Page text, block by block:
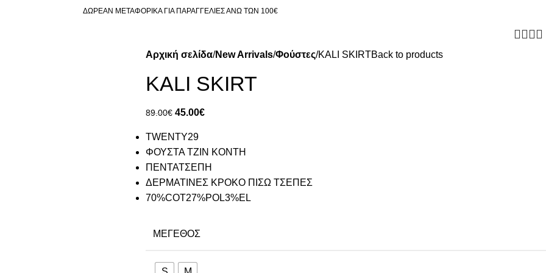
ΔΩΡΕΑΝ ΜΕΤΑΦΟΡΙΚΑ ΓΙΑ ΠΑΡΑΓΓΕΛΙΕΣ ΑΝΩ ΤΩΝ 100€
Αρχική σελίδα New Arrivals Φούστες KALI SKIRTBack to products
KALI SKIRT
89.00€ 45.00€
TWENTY29
ΦΟΥΣΤΑ ΤΖΙΝ ΚΟΝΤΗ
ΠΕΝΤΑΤΣΕΠΗ
ΔΕΡΜΑΤΙΝΕΣ ΚΡΟΚΟ ΠΙΣΩ ΤΣΕΠΕΣ
70%COT27%POL3%EL
ΜΈΓΕΘΟΣ